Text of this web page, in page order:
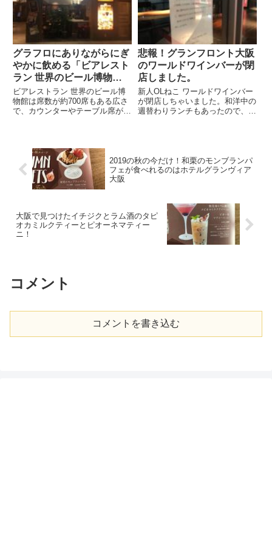
るんですね。 天井が高くガラス
壁で開放的な空間です。 席もテ
ー...
なら熱くなれること間違いな...
グラフロにありながらにぎ
やかに飲める「ビアレスト
ラン 世界のビール博物
館」
ビアレストラン 世界のビール博
物館は席数が約700席もある広さ
で、カウンターやテーブル席があ
り、ビールに合う各国料理も用意
されていて、おいしくビール...
悲報！グランフロント大阪
のワールドワインバーが閉
店しました。
新人OLねこ ワールドワインバー
が閉店しちゃいました。和洋中の
週替わりランチもあったので、残
2019の秋の今だけ！和栗のモンブランパ
フェが食べれるのはホテルグランヴィア
大阪
大阪で見つけたイチジクとラム酒のタピ
オカミルクティーとピオーネマティー
ニ！
コメント
コメントを書き込む